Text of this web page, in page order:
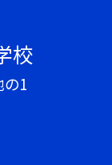
校
1